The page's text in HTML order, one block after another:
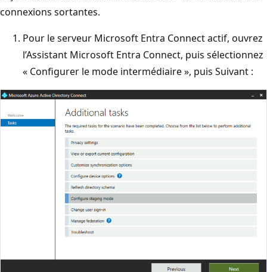
connexions sortantes.
Pour le serveur Microsoft Entra Connect actif, ouvrez
l’Assistant Microsoft Entra Connect, puis sélectionnez
« Configurer le mode intermédiaire », puis Suivant :